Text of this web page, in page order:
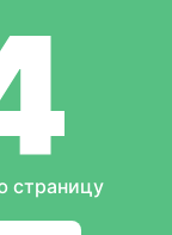
страницу